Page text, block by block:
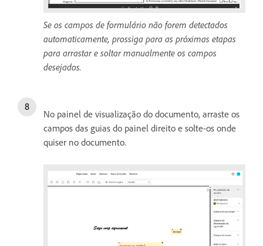
Se os campos de formulário não forem detectados
automaticamente, prossiga para as próximas etapas
para arrastar e soltar manualmente os campos
desejados.
No painel de visualização do documento, arraste os
campos das guias do painel direito e solte-os onde
quiser no documento.